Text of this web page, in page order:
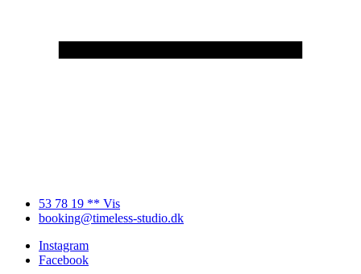
53 78 19 ** Vis
booking@timeless-studio.dk
Instagram
Facebook